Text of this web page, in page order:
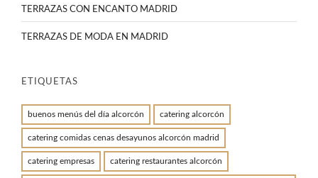
TERRAZAS CON ENCANTO MADRID
TERRAZAS DE MODA EN MADRID
ETIQUETAS
buenos menús del día alcorcón catering alcorcón
catering comidas cenas desayunos alcorcón madrid
catering empresas catering restaurantes alcorcón